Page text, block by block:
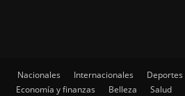
Nacionales Internacionales Deportes
Economía y finanzas
Belleza Salud